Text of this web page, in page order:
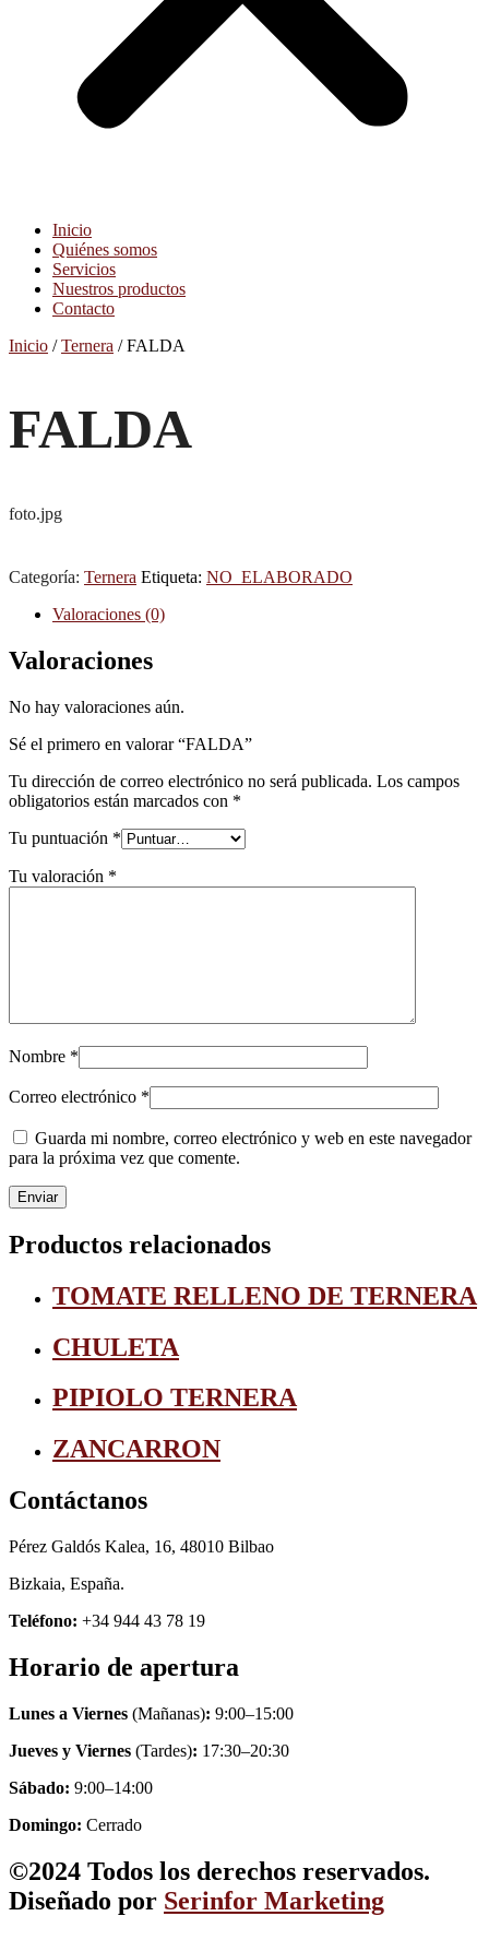
Inicio
Quiénes somos
Servicios
Nuestros productos
Contacto
Inicio /Ternera / FALDA
FALDA
foto.jpg
Categoría: Ternera Etiqueta: NO_ELABORADO
Valoraciones (0)
Valoraciones
No hay valoraciones aún.
Sé el primero en valorar “FALDA”
Tu dirección de correo electrónico no será publicada. Los campos
obligatorios están marcados con *
Tu puntuación *
Tu valoración *
Nombre *
Correo electrónico *
Guarda mi nombre, correo electrónico y web en este navegador
para la próxima vez que comente.
Productos relacionados
TOMATE RELLENO DE TERNERA
CHULETA
PIPIOLO TERNERA
ZANCARRON
Contáctanos
Pérez Galdós Kalea, 16, 48010 Bilbao
Bizkaia, España.
Teléfono: +34 944 43 78 19
Horario de apertura
Lunes a Viernes (Mañanas): 9:00–15:00
Jueves y Viernes (Tardes): 17:30–20:30
Sábado: 9:00–14:00
Domingo: Cerrado
©2024 Todos los derechos reservados.
Diseñado por Serinfor Marketing